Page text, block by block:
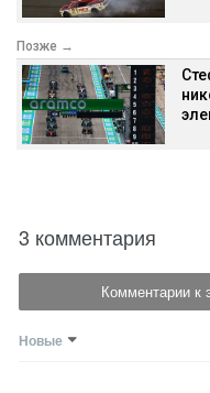
Позже →
3 комментария
Комментарии к
Новые